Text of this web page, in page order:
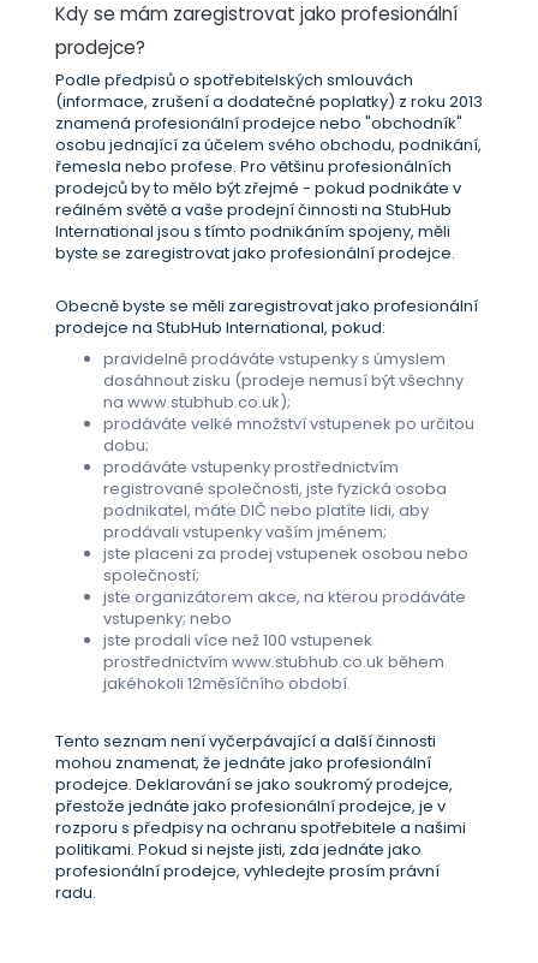
Kdy se mám zaregistrovat jako profesionální
prodejce?
Podle předpisů o spotřebitelských smlouvách
(informace, zrušení a dodatečné poplatky) z roku 2013
znamená profesionální prodejce nebo "obchodník"
osobu jednající za účelem svého obchodu, podnikání,
řemesla nebo profese. Pro většinu profesionálních
prodejců by to mělo být zřejmé - pokud podnikáte v
reálném světě a vaše prodejní činnosti na StubHub
International jsou s tímto podnikáním spojeny, měli
byste se zaregistrovat jako profesionální prodejce.
Obecně byste se měli zaregistrovat jako profesionální
prodejce na StubHub International, pokud:
pravidelně prodáváte vstupenky s úmyslem
dosáhnout zisku (prodeje nemusí být všechny
na www.stubhub.co.uk);
prodáváte velké množství vstupenek po určitou
dobu;
prodáváte vstupenky prostřednictvím
registrované společnosti, jste fyzická osoba
podnikatel, máte DIČ nebo platíte lidi, aby
prodávali vstupenky vaším jménem;
jste placeni za prodej vstupenek osobou nebo
společností;
jste organizátorem akce, na kterou prodáváte
vstupenky; nebo
jste prodali více než 100 vstupenek
prostřednictvím www.stubhub.co.uk během
jakéhokoli 12měsíčního období.
Tento seznam není vyčerpávající a další činnosti
mohou znamenat, že jednáte jako profesionální
prodejce. Deklarování se jako soukromý prodejce,
přestože jednáte jako profesionální prodejce, je v
rozporu s předpisy na ochranu spotřebitele a našimi
politikami. Pokud si nejste jisti, zda jednáte jako
profesionální prodejce, vyhledejte prosím právní
radu.